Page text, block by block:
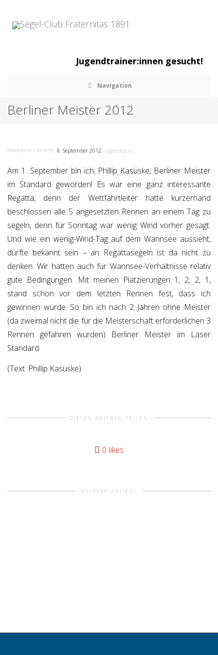
Jugendtrainer:innen gesucht!
Navigation
Berliner Meister 2012
Madeleine.Albrecht, 8. September 2012, Jugendsport
Am 1. September bin ich, Phillip Kasüske, Berliner Meister
im Standard geworden! Es war eine ganz interessante
Regatta, denn der Wettfahrtleiter hatte kurzerhand
beschlossen alle 5 angesetzten Rennen an einem Tag zu
segeln, denn für Sonntag war wenig Wind vorher gesagt.
Und wie ein wenig-Wind-Tag auf dem Wannsee aussieht,
dürfte bekannt sein – an Regattasegeln ist da nicht zu
denken. Wir hatten auch für Wannsee-Verhältnisse relativ
gute Bedingungen. Mit meinen Platzierungen 1, 2, 2, 1,
stand schon vor dem letzten Rennen fest, dass ich
gewinnen würde. So bin ich nach 2 Jahren ohne Meister
(da zweimal nicht die für die Meisterschaft erforderlichen 3
Rennen gefahren wurden) Berliner Meister im Laser
Standard.
(Text: Phillip Kasüske)
DIESEN BEITRAG TEILEN
0 likes
WEITERE ARTIKEL